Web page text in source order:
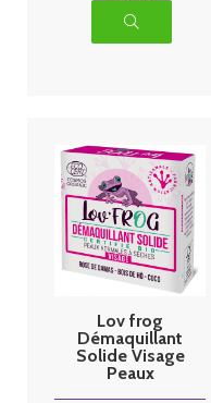
Lov frog
Démaquillant
Solide Visage
Peaux